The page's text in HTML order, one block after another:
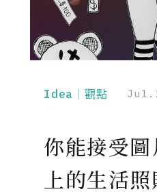
Idea｜觀點
你能接受
上的生活